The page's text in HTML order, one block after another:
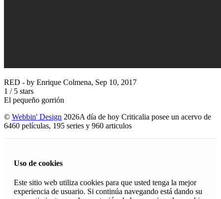
RED - by Enrique Colmena, Sep 10, 2017
1 / 5 stars
El pequeño gorrión
© Webbin' Design 2026A día de hoy Criticalia posee un acervo de
6460 películas, 195 series y 960 articulos
Uso de cookies
Este sitio web utiliza cookies para que usted tenga la mejor
experiencia de usuario. Si continúa navegando está dando su